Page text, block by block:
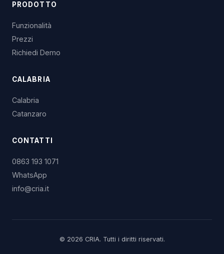
PRODOTTO
Funzionalità
Prezzi
Richiedi Demo
CALABRIA
Calabria
Catanzaro
CONTATTI
0863 193 1071
WhatsApp
info@cria.it
© 2026 CRIA. Tutti i diritti riservati.